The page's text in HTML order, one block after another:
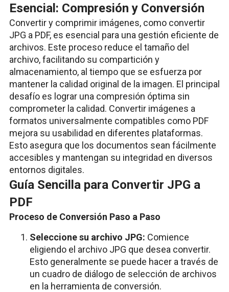
Esencial: Compresión y Conversión
Convertir y comprimir imágenes, como convertir
JPG a PDF, es esencial para una gestión eficiente de
archivos. Este proceso reduce el tamaño del
archivo, facilitando su compartición y
almacenamiento, al tiempo que se esfuerza por
mantener la calidad original de la imagen. El principal
desafío es lograr una compresión óptima sin
comprometer la calidad. Convertir imágenes a
formatos universalmente compatibles como PDF
mejora su usabilidad en diferentes plataformas.
Esto asegura que los documentos sean fácilmente
accesibles y mantengan su integridad en diversos
entornos digitales.
Guía Sencilla para Convertir JPG a
PDF
Proceso de Conversión Paso a Paso
Seleccione su archivo JPG: Comience
eligiendo el archivo JPG que desea convertir.
Esto generalmente se puede hacer a través de
un cuadro de diálogo de selección de archivos
en la herramienta de conversión.